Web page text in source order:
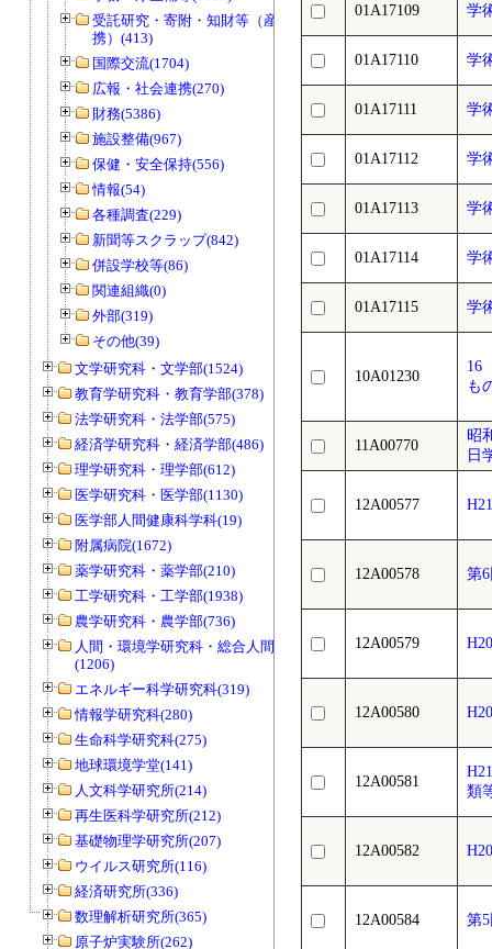
受託研究・寄附・知財等（産官学連
携）(413)
国際交流(1704)
広報・社会連携(270)
財務(5386)
施設整備(967)
保健・安全保持(556)
情報(54)
各種調査(229)
新聞等スクラップ(842)
併設学校等(86)
関連組織(0)
外部(319)
その他(39)
文学研究科・文学部(1524)
教育学研究科・教育学部(378)
法学研究科・法学部(575)
経済学研究科・経済学部(486)
理学研究科・理学部(612)
医学研究科・医学部(1130)
医学部人間健康科学科(19)
附属病院(1672)
薬学研究科・薬学部(210)
工学研究科・工学部(1938)
農学研究科・農学部(736)
人間・環境学研究科・総合人間学部
(1206)
エネルギー科学研究科(319)
情報学研究科(280)
生命科学研究科(275)
地球環境学堂(141)
人文科学研究所(214)
再生医科学研究所(212)
基礎物理学研究所(207)
ウイルス研究所(116)
経済研究所(336)
数理解析研究所(365)
原子炉実験所(262)
01A17109 学
01A17110 学
01A17111 学
01A17112 学
01A17113 学
01A17114 学
01A17115 学
10A01230
16
も
11A00770
昭
日
12A00577
12A00578 第
12A00579
12A00580
12A00581
類
12A00582
12A00584 第